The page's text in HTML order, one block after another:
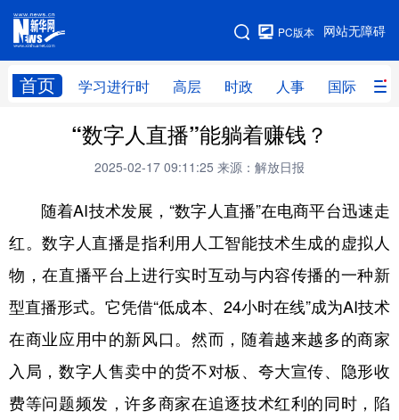
网站无障碍
PC版本
首页 学习进行时 高层 时政 人事 国际 财
网站地图
学习进行时 高层 时政
财经 网评
台湾 思客智库 全球连线 教育
科技 科创 量子 体育
文化 书画 健康 军事
食品 人居 信息化 数字经济
“数字人直播”能躺着赚钱？
2025-02-17 09:11:25 来源：解放日报
随着AI技术发展，“数字人直播”在电商平台迅速走
红。数字人直播是指利用人工智能技术生成的虚拟人
物，在直播平台上进行实时互动与内容传播的一种新
型直播形式。它凭借“低成本、24小时在线”成为AI技术
在商业应用中的新风口。然而，随着越来越多的商家
入局，数字人售卖中的货不对板、夸大宣传、隐形收
费等问题频发，许多商家在追逐技术红利的同时，陷